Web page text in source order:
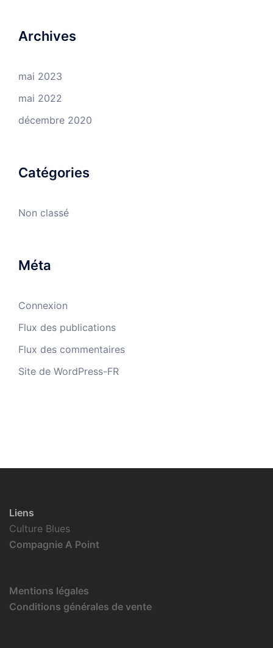
Archives
mai 2023
mai 2022
décembre 2020
Catégories
Non classé
Méta
Connexion
Flux des publications
Flux des commentaires
Site de WordPress-FR
Liens
Culture Blues
Compagnie A Point
Mentions légales
Conditions générales de vente